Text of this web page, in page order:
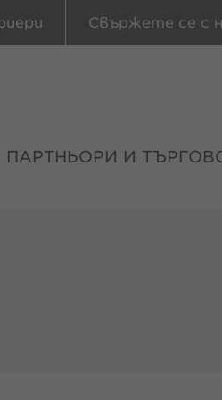
Свържете се с
ПАРТНЬОРИ И